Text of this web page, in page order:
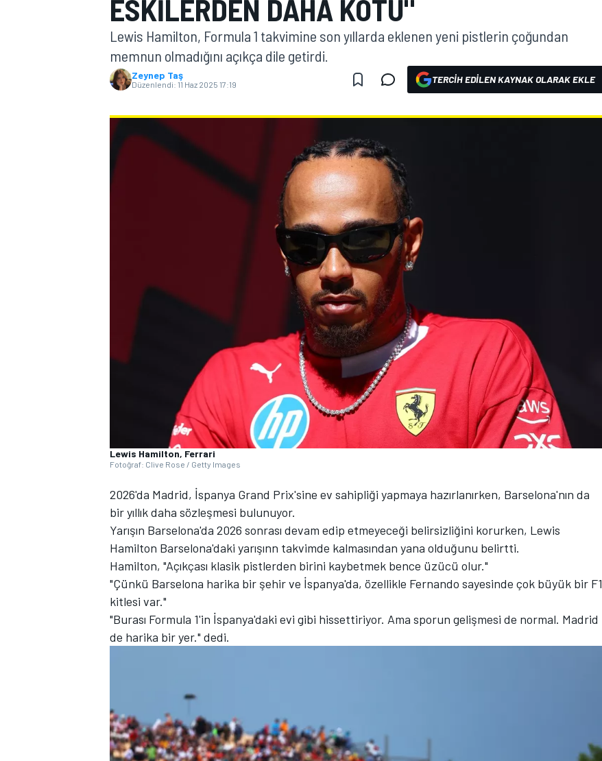
MOTOGP
ESKILERDEN DAHA KÖTÜ"
Lewis Hamilton, Formula 1 takvimine son yıllarda eklenen yeni pistlerin çoğundan
memnun olmadığını açıkça dile getirdi.
Zeynep Taş
Düzenlendi: 11 Haz 2025 17:19 TERCIH EDILEN KAYNAK OLARAK EKLE
Lewis Hamilton, Ferrari
Fotoğraf: Clive Rose / Getty Images
2026'da Madrid, İspanya Grand Prix'sine ev sahipliği yapmaya hazırlanırken, Barselona'nın da
bir yıllık daha sözleşmesi bulunuyor.
Yarışın Barselona'da 2026 sonrası devam edip etmeyeceği belirsizliğini korurken, Lewis
Hamilton Barselona'daki yarışınn takvimde kalmasından yana olduğunu belirtti.
Hamilton, "Açıkçası klasik pistlerden birini kaybetmek bence üzücü olur."
"Çünkü Barselona harika bir şehir ve İspanya'da, özellikle Fernando sayesinde çok büyük bir F1
kitlesi var."
"Burası Formula 1'in İspanya'daki evi gibi hissettiriyor. Ama sporun gelişmesi de normal. Madrid
de harika bir yer." dedi.